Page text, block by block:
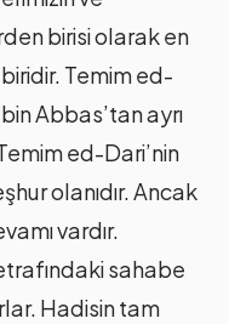
birisi olarak en
Temim ed-
Abbas’tan ayrı
ed-Dari’nin
olanıdır. Ancak
vardır.
sahabe
Hadisin tam